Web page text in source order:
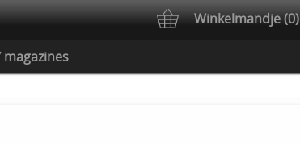
Winkelmandje (0)